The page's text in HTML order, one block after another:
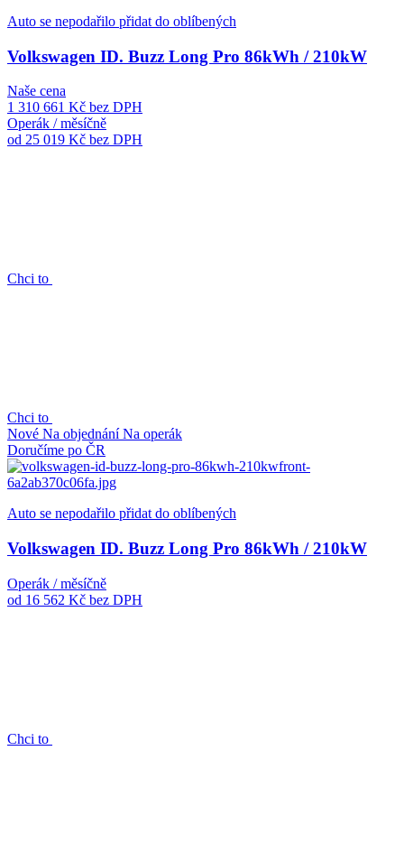
Auto se nepodařilo přidat do oblíbených
Volkswagen ID. Buzz Long Pro 86kWh / 210kW
Naše cena
1 310 661 Kč bez DPH
Operák / měsíčně
od 25 019 Kč bez DPH
Chci to
Chci to
Nové Na objednáníNa operák
Doručíme po ČR
Auto se nepodařilo přidat do oblíbených
Volkswagen ID. Buzz Long Pro 86kWh / 210kW
Operák / měsíčně
od 16 562 Kč bez DPH
Chci to